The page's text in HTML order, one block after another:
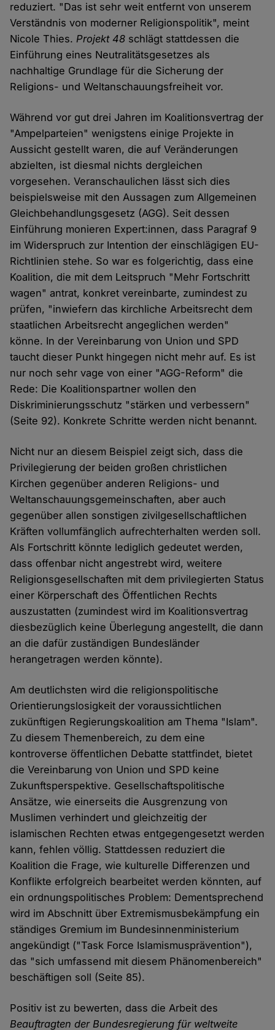
reduziert. "Das ist sehr weit entfernt von unserem
Verständnis von moderner Religionspolitik", meint
Nicole Thies.Projekt 48 schlägt stattdessen die
Einführung eines Neutralitätsgesetzes als
nachhaltige Grundlage für die Sicherung der
Religions- und Weltanschauungsfreiheit vor.
Während vor gut drei Jahren im Koalitionsvertrag der
"Ampelparteien" wenigstens einige Projekte in
Aussicht gestellt waren, die auf Veränderungen
abzielten, ist diesmal nichts dergleichen
vorgesehen. Veranschaulichen lässt sich dies
beispielsweise mit den Aussagen zum Allgemeinen
Gleichbehandlungsgesetz (AGG). Seit dessen
Einführung monieren Expert:innen, dass Paragraf 9
im Widerspruch zur Intention der einschlägigen EU-
Richtlinien stehe. So war es folgerichtig, dass eine
Koalition, die mit dem Leitspruch "Mehr Fortschritt
wagen" antrat, konkret vereinbarte, zumindest zu
prüfen, "inwiefern das kirchliche Arbeitsrecht dem
staatlichen Arbeitsrecht angeglichen werden"
könne. In der Vereinbarung von Union und SPD
taucht dieser Punkt hingegen nicht mehr auf. Es ist
nur noch sehr vage von einer "AGG-Reform" die
Rede: Die Koalitionspartner wollen den
Diskriminierungsschutz "stärken und verbessern"
(Seite 92). Konkrete Schritte werden nicht benannt.
Nicht nur an diesem Beispiel zeigt sich, dass die
Privilegierung der beiden großen christlichen
Kirchen gegenüber anderen Religions- und
Weltanschauungsgemeinschaften, aber auch
gegenüber allen sonstigen zivilgesellschaftlichen
Kräften vollumfänglich aufrechterhalten werden soll.
Als Fortschritt könnte lediglich gedeutet werden,
dass offenbar nicht angestrebt wird, weitere
Religionsgesellschaften mit dem privilegierten Status
einer Körperschaft des Öffentlichen Rechts
auszustatten (zumindest wird im Koalitionsvertrag
diesbezüglich keine Überlegung angestellt, die dann
an die dafür zuständigen Bundesländer
herangetragen werden könnte).
Am deutlichsten wird die religionspolitische
Orientierungslosigkeit der voraussichtlichen
zukünftigen Regierungskoalition am Thema "Islam".
Zu diesem Themenbereich, zu dem eine
kontroverse öffentlichen Debatte stattfindet, bietet
die Vereinbarung von Union und SPD keine
Zukunftsperspektive. Gesellschaftspolitische
Ansätze, wie einerseits die Ausgrenzung von
Muslimen verhindert und gleichzeitig der
islamischen Rechten etwas entgegengesetzt werden
kann, fehlen völlig. Stattdessen reduziert die
Koalition die Frage, wie kulturelle Differenzen und
Konflikte erfolgreich bearbeitet werden könnten, auf
ein ordnungspolitisches Problem: Dementsprechend
wird im Abschnitt über Extremismusbekämpfung ein
ständiges Gremium im Bundesinnenministerium
angekündigt ("Task Force Islamismusprävention"),
das "sich umfassend mit diesem Phänomenbereich"
beschäftigen soll (Seite 85).
Positiv ist zu bewerten, dass die Arbeit des
Beauftragten der Bundesregierung für weltweite